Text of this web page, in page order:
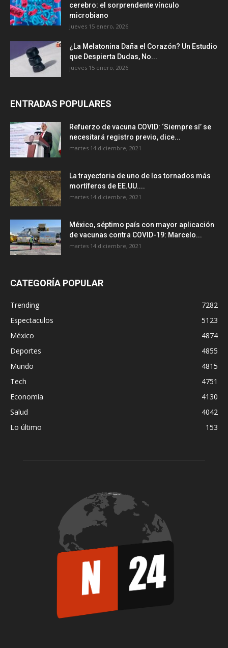
cerebro: el sorprendente vínculo
microbiano
jueves 15 enero, 2026
¿La Melatonina Daña el Corazón? Un Estudio
que Despierta Dudas, No...
jueves 15 enero, 2026
ENTRADAS POPULARES
Refuerzo de vacuna COVID: ‘Siempre sí’ se
necesitará registro previo, dice...
martes 14 diciembre, 2021
La trayectoria de uno de los tornados más
mortíferos de EE.UU....
martes 14 diciembre, 2021
México, séptimo país con mayor aplicación
de vacunas contra COVID-19: Marcelo...
martes 14 diciembre, 2021
CATEGORÍA POPULAR
Trending
7282
Espectaculos
5123
México
4874
Deportes
4855
Mundo
4815
Tech
4751
Economía
4130
Salud
4042
Lo último
153